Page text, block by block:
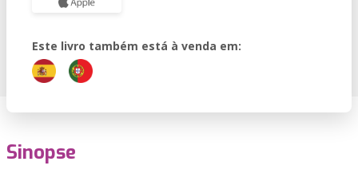
Este livro também está à venda em:
Sinopse